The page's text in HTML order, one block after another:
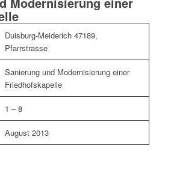
Duisburg-Meiderich 47189,
Pfarrstrasse
Sanierung und Modernisierung einer
Friedhofskapelle
1 – 8
August 2013